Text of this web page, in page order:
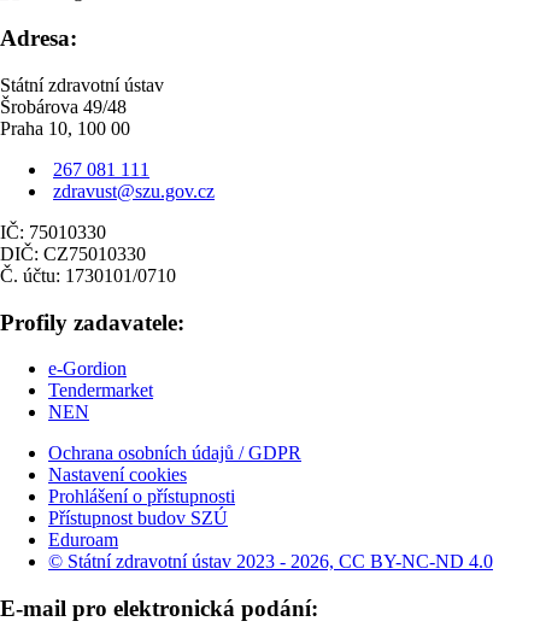
Adresa:
Státní zdravotní ústav
Šrobárova 49/48
Praha 10, 100 00
267 081 111
zdravust@szu.gov.cz
IČ: 75010330
DIČ: CZ75010330
Č. účtu: 1730101/0710
Profily zadavatele:
e-Gordion
Tendermarket
NEN
Ochrana osobních údajů / GDPR
Nastavení cookies
Prohlášení o přístupnosti
Přístupnost budov SZÚ
Eduroam
© Státní zdravotní ústav 2023 - 2026, CC BY-NC-ND 4.0
E-mail pro elektronická podání: